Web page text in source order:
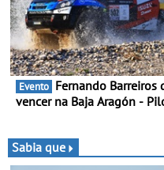
Evento
vencer na Baja Aragón -
Sabia que